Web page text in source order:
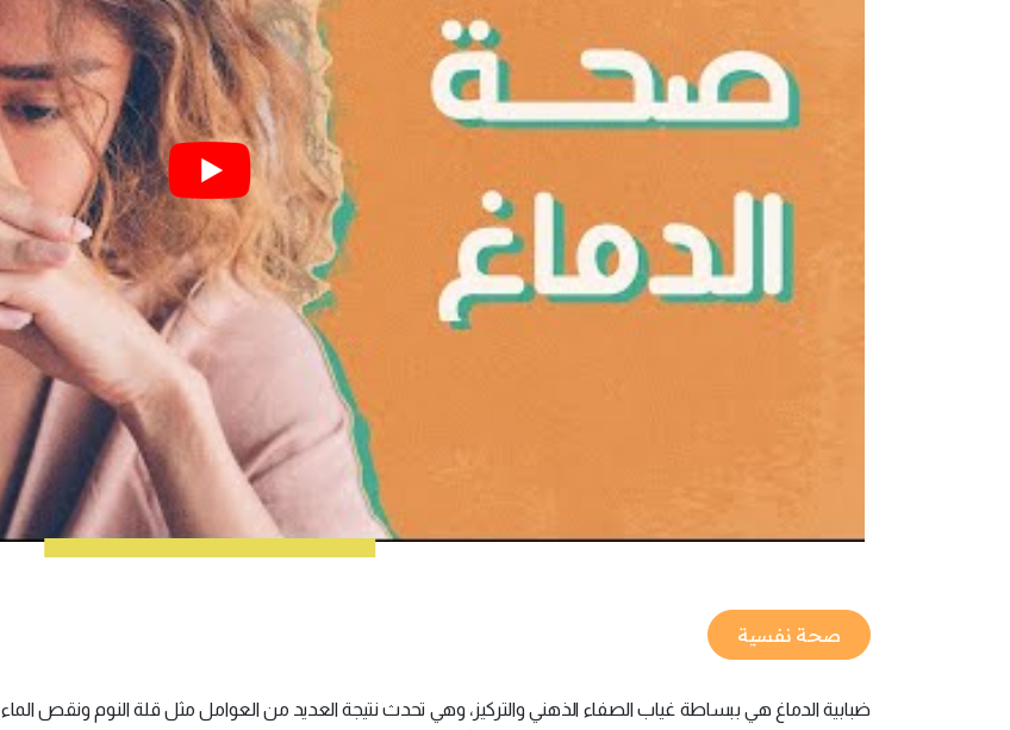
صحة نفسية
ضبابية الدماغ هي ببساطة غياب الصفاء الذهني والتركيز، وهي تحدث نتيجة العديد من العوامل مثل قلة النوم ونقص الماء